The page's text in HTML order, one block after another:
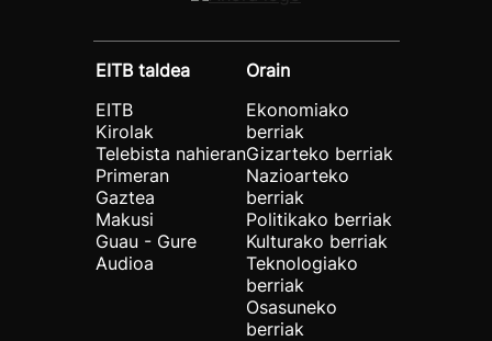
EITB taldea
EITB
Kirolak
Telebista nahieran
Primeran
Gaztea
Makusi
Guau - Gure
Audioa
Orain
Ekonomiako
berriak
Gizarteko berriak
Nazioarteko
berriak
Politikako berriak
Kulturako berriak
Teknologiako
berriak
Osasuneko
berriak